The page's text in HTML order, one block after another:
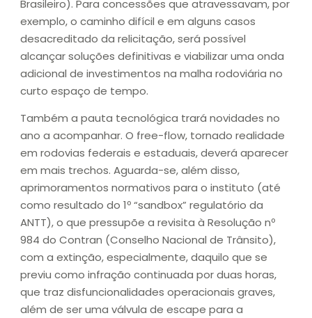
Brasileiro). Para concessões que atravessavam, por
exemplo, o caminho difícil e em alguns casos
desacreditado da relicitação, será possível
alcançar soluções definitivas e viabilizar uma onda
adicional de investimentos na malha rodoviária no
curto espaço de tempo.
Também a pauta tecnológica trará novidades no
ano a acompanhar. O free-flow, tornado realidade
em rodovias federais e estaduais, deverá aparecer
em mais trechos. Aguarda-se, além disso,
aprimoramentos normativos para o instituto (até
como resultado do 1º “sandbox” regulatório da
ANTT), o que pressupõe a revisita à Resolução nº
984 do Contran (Conselho Nacional de Trânsito),
com a extinção, especialmente, daquilo que se
previu como infração continuada por duas horas,
que traz disfuncionalidades operacionais graves,
além de ser uma válvula de escape para a